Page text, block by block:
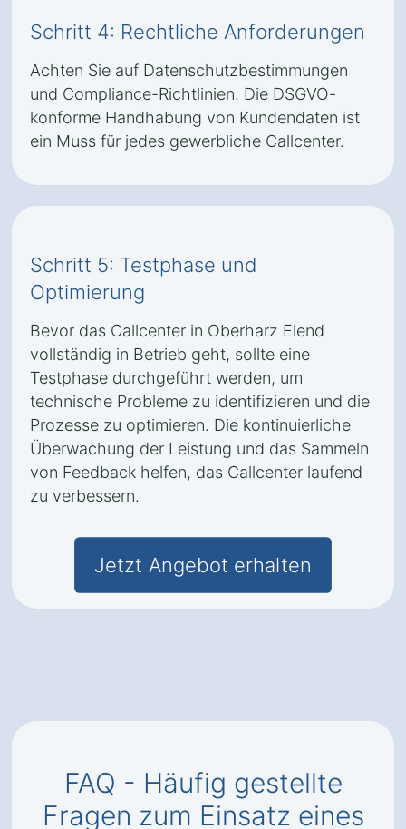
Schritt 4: Rechtliche Anforderungen
Achten Sie auf Datenschutzbestimmungen
und Compliance-Richtlinien. Die DSGVO-
konforme Handhabung von Kundendaten ist
ein Muss für jedes gewerbliche Callcenter.
Schritt 5: Testphase und
Optimierung
Bevor das Callcenter in Oberharz Elend
vollständig in Betrieb geht, sollte eine
Testphase durchgeführt werden, um
technische Probleme zu identifizieren und die
Prozesse zu optimieren. Die kontinuierliche
Überwachung der Leistung und das Sammeln
von Feedback helfen, das Callcenter laufend
zu verbessern.
Jetzt Angebot erhalten
FAQ - Häufig gestellte
Fragen zum Einsatz eines